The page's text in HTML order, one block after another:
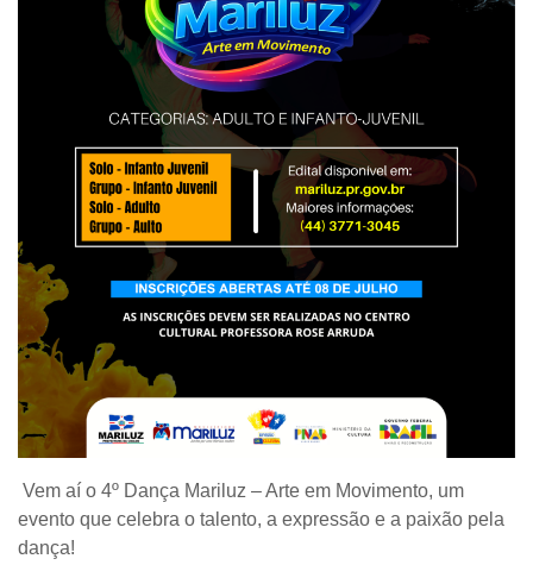
Vem aí o 4º Dança Mariluz – Arte em Movimento, um
evento que celebra o talento, a expressão e a paixão pela
dança!